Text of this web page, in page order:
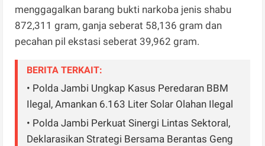
menggagalkan barang bukti narkoba jenis shabu
872,311 gram, ganja seberat 58,136 gram dan
pecahan pil ekstasi seberat 39,962 gram.
BERITA TERKAIT:
• Polda Jambi Ungkap Kasus Peredaran BBM
Ilegal, Amankan 6.163 Liter Solar Olahan Ilegal
• Polda Jambi Perkuat Sinergi Lintas Sektoral,
Deklarasikan Strategi Bersama Berantas Geng